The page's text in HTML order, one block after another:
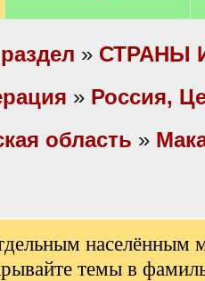
» СТРАНЫ
» Россия,
область »
населённым
темы в